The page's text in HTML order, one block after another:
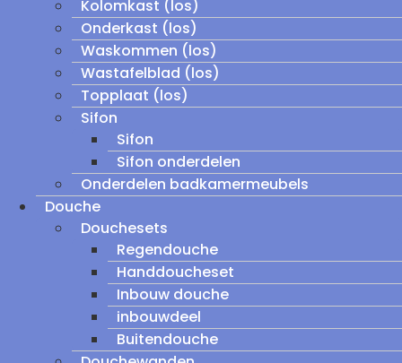
Kolomkast (los)
Onderkast (los)
Waskommen (los)
Wastafelblad (los)
Topplaat (los)
Sifon
Sifon
Sifon onderdelen
Onderdelen badkamermeubels
Douche
Douchesets
Regendouche
Handdoucheset
Inbouw douche
inbouwdeel
Buitendouche